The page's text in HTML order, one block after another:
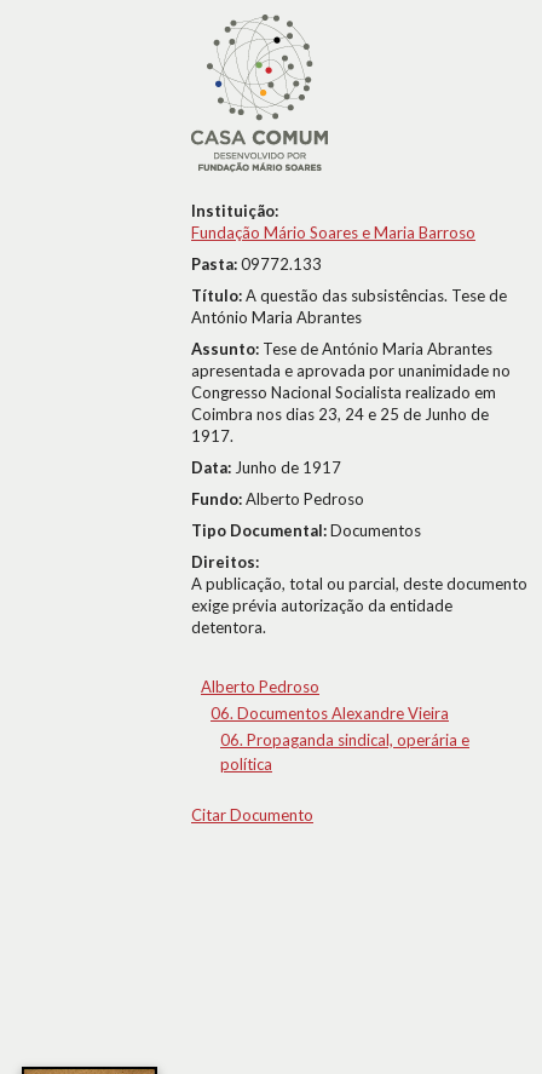
Instituição:
Fundação Mário Soares e Maria Barroso
Pasta:09772.133
Título:A questão das subsistências. Tese de
António Maria Abrantes
Assunto: Tese de António Maria Abrantes
apresentada e aprovada por unanimidade no
Congresso Nacional Socialista realizado em
Coimbra nos dias 23, 24 e 25 de Junho de
1917.
Data: Junho de 1917
Fundo:Alberto Pedroso
Tipo Documental:Documentos
Direitos:
A publicação, total ou parcial, deste documento
exige prévia autorização da entidade
detentora.
Alberto Pedroso
06. Documentos Alexandre Vieira
06. Propaganda sindical, operária e
política
Citar Documento